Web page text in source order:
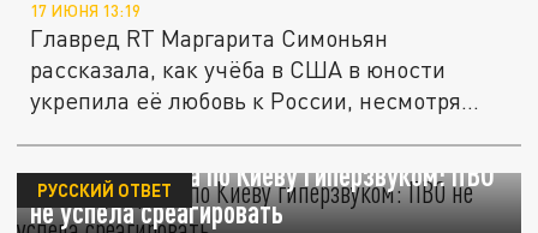
17 ИЮНЯ 13:19
Главред RT Маргарита Симоньян
рассказала, как учёба в США в юности
укрепила её любовь к России, несмотря
Россия ударила по Киеву гиперзвуком: ПВО
не успела среагировать
РУССКИЙ ОТВЕТ